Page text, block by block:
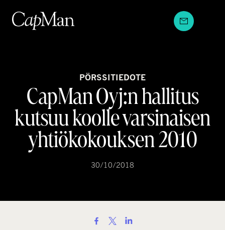
sisältöön
PÖRSSITIEDOTE
CapMan Oyj:n hallitus
kutsuu koolle varsinaisen
yhtiökokouksen 2010
30/10/2018